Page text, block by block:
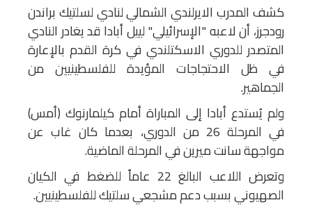
كشف المدرب الايرلندي الشمالي لنادي لسلتيك براندن
رودجرز، أن لاعبه "الإسرائيلي" لييل أبادا قد يغادر النادي
المتصدر للدوري الاسكتلندي في كرة القدم بالإعارة
في ظل الاحتجاجات المؤيدة للفلسطينيين من
الجماهير.
ولم يُستدع أبادا إلى المباراة أمام كيلمارنوك (أمس)
في المرحلة 26 من الدوري، بعدما كان غاب عن
مواجهة سانت ميرين في المرحلة الماضية.
وتعرض اللاعب البالغ 22 عاماً للضغط في الكيان
الصهيوني بسبب دعم مشجعي سلتيك للفلسطينيين.